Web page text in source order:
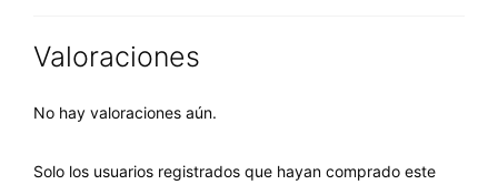
Valoraciones
No hay valoraciones aún.
Solo los usuarios registrados que hayan comprado este